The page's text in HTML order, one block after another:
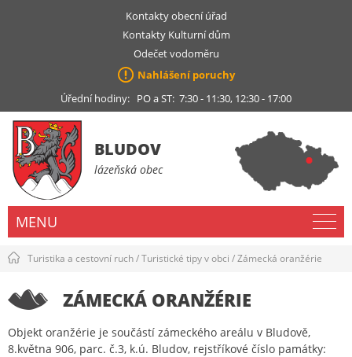
Kontakty obecní úřad
Kontakty Kulturní dům
Odečet vodoměru
Nahlášení poruchy
Úřední hodiny: PO a ST: 7:30 - 11:30, 12:30 - 17:00
BLUDOV
lázeňská obec
MENU
Turistika a cestovní ruch/Turistické tipy v obci /Zámecká oranžérie
ZÁMECKÁ ORANŽÉRIE
Objekt oranžérie je součástí zámeckého areálu v Bludově,
8.května 906, parc. č.3, k.ú. Bludov, rejstříkové číslo památky: